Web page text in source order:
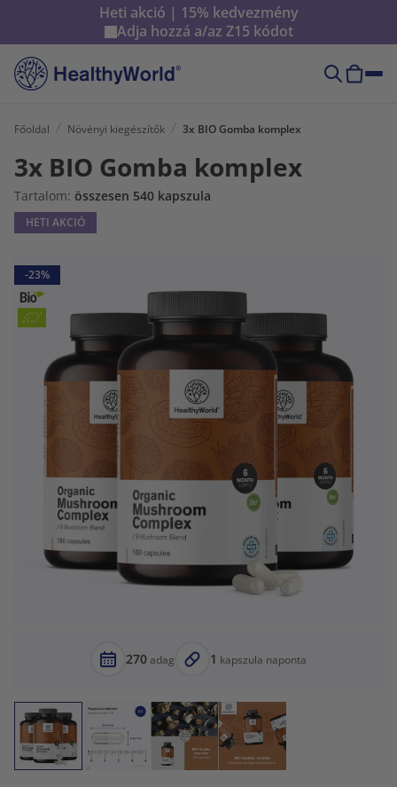
Heti akció | 15% kedvezmény
Adja hozzá a/az Z15 kódot
Főoldal Növényi kiegészítők 3x BIO Gomba komplex
3x BIO Gomba komplex
Tartalom: összesen 540 kapszula
HETI AKCIÓ
-23%
270adag 1 kapszula naponta